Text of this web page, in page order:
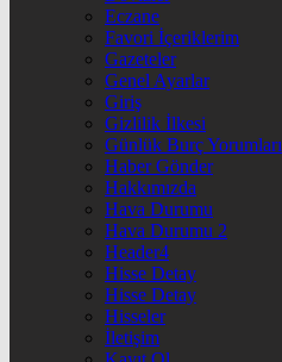
Eczane
Favori İçeriklerim
Gazeteler
Genel Ayarlar
Giriş
Gizlilik İlkesi
Günlük Burç Yorumları
Haber Gönder
Hakkımızda
Hava Durumu
Hava Durumu 2
Header4
Hisse Detay
Hisse Detay
Hisseler
İletişim